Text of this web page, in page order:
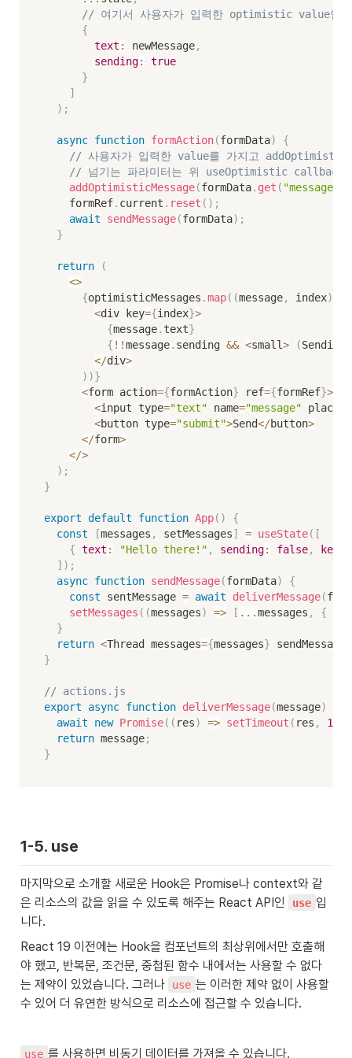
// 여기서 사용자가 입력한 optimistic value인
{
text : newMessage,
sending:
true
}
]
) ;
async function formAction(formData)
{
// 사용자가 입력한 value를 가지고
// 넘기는 파라미터는 위 useOptimistic callback에
addOptimisticMessage(formData. get ( "message"
    formRef
. current . reset ( ) ;
await
sendMessage(formData) ;
}
return
(
<>
{optimisticMessages .map( (message, index)
<div key={index}>
{message. text}
{ ! !message. sending && <small> (Sending
</div>
) )}
<form action={formAction} ref={formRef}>
<input type="text" name="message"
<button type="submit">Send</button>
</form>
</>
) ;
}
export default function App( )
{
const
[messages , setMessages] = useState( [
{ text : "Hello there!" , sending: false, key
] ) ;
async function sendMessage(formData)
{
const sentMessage = await deliverMessage(
setMessages ( (messages) => [ ...messages , {
}
return <Thread messages={messages} sendMessage
}
// actions.js
export
async function deliverMessage(message)
await
new Promise( ( res) => setTimeout ( res ,
1000
return message;
}
1-5. use
마지막으로 소개할 새로운 Hook은 Promise나 context와 같
은 리소스의 값을 읽을 수 있도록 해주는 React API인
use 입
니다.
React 19 이전에는 Hook을 컴포넌트의 최상위에서만 호출해
야 했고, 반복문, 조건문, 중첩된 함수 내에서는 사용할 수 없다
는 제약이 있었습니다. 그러나
use 는 이러한 제약 없이 사용할
수 있어 더 유연한 방식으로 리소스에 접근할 수 있습니다.
use 를 사용하면 비동기 데이터를 가져올 수 있습니다.